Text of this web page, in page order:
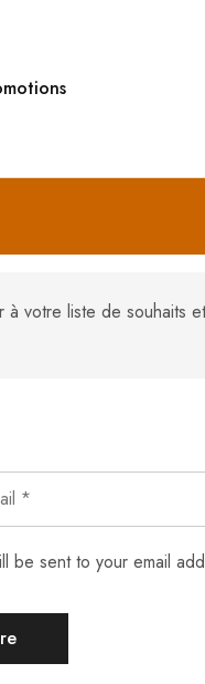
votre liste de souhaits
be sent to your email